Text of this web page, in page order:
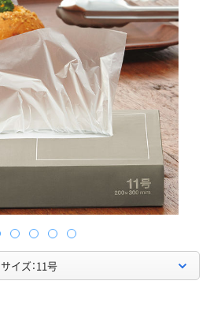
サイズ：11号